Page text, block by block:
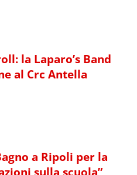
la Laparo’s Band
al Crc Antella
a Ripoli per la
sulla scuola”